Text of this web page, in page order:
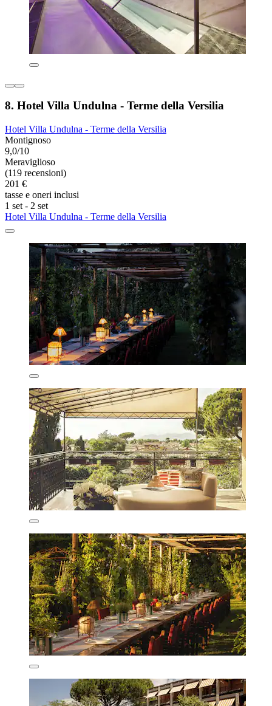
8. Hotel Villa Undulna - Terme della Versilia
Hotel Villa Undulna - Terme della Versilia
Montignoso
9,0/10
Meraviglioso
(119 recensioni)
201 €
tasse e oneri inclusi
1 set - 2 set
Hotel Villa Undulna - Terme della Versilia